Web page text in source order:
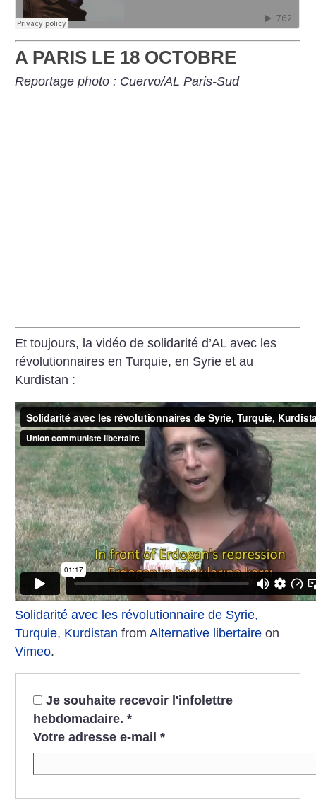
A PARIS LE 18 OCTOBRE
Reportage photo : Cuervo/AL Paris-Sud
Et toujours, la vidéo de solidarité d’AL avec les
révolutionnaires en Turquie, en Syrie et au
Kurdistan :
Solidarité avec les révolutionnaire de Syrie,
Turquie, Kurdistan fromAlternative libertaire on
Vimeo.
Je souhaite recevoir l'infolettre
hebdomadaire. *
Votre adresse e-mail *